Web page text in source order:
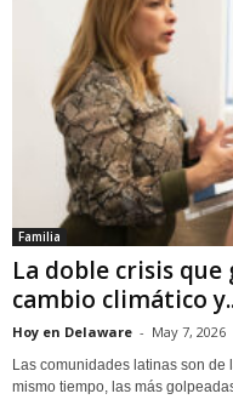
Familia
La doble crisis
cambio climático
Hoy en Delaware - May 7, 2026
Las comunidades latinas son de
mismo tiempo, las más